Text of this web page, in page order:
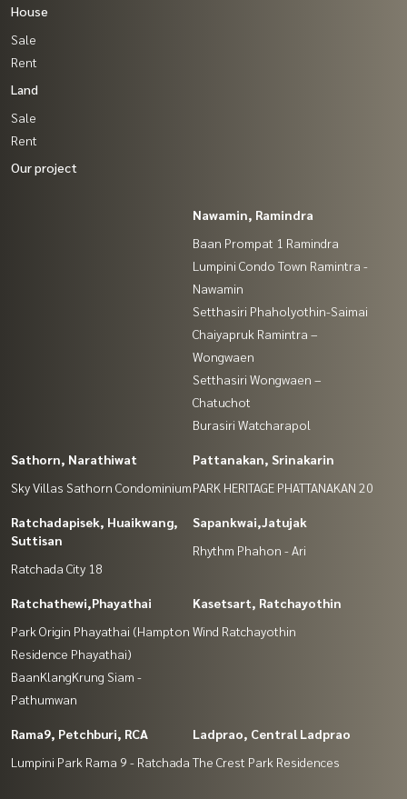
House
Sale
Rent
Land
Sale
Rent
Our project
Nawamin, Ramindra
Baan Prompat 1 Ramindra
Lumpini Condo Town Ramintra -
Nawamin
Setthasiri Phaholyothin-Saimai
Chaiyapruk Ramintra –
Wongwaen
Setthasiri Wongwaen –
Chatuchot
Burasiri Watcharapol
Sathorn, Narathiwat
Sky Villas Sathorn Condominium
Pattanakan, Srinakarin
PARK HERITAGE PHATTANAKAN 20
Ratchadapisek, Huaikwang,
Suttisan
Ratchada City 18
Sapankwai,Jatujak
Rhythm Phahon - Ari
Ratchathewi,Phayathai
Park Origin Phayathai (Hampton
Residence Phayathai)
BaanKlangKrung Siam -
Pathumwan
Kasetsart, Ratchayothin
Wind Ratchayothin
Rama9, Petchburi, RCA
Lumpini Park Rama 9 - Ratchada
Ladprao, Central Ladprao
The Crest Park Residences